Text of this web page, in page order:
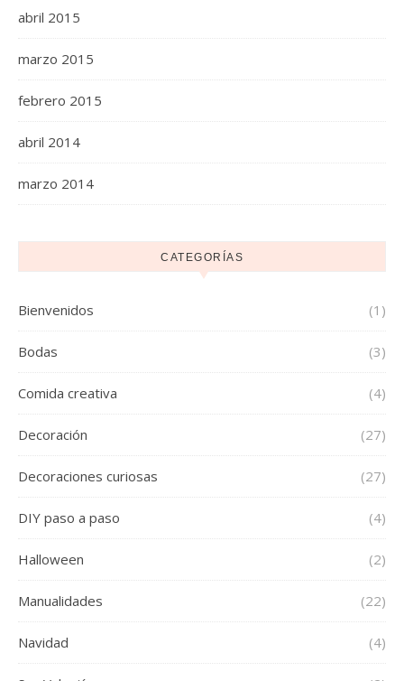
abril 2015
marzo 2015
febrero 2015
abril 2014
marzo 2014
CATEGORÍAS
Bienvenidos (1)
Bodas (3)
Comida creativa (4)
Decoración (27)
Decoraciones curiosas (27)
DIY paso a paso (4)
Halloween (2)
Manualidades (22)
Navidad (4)